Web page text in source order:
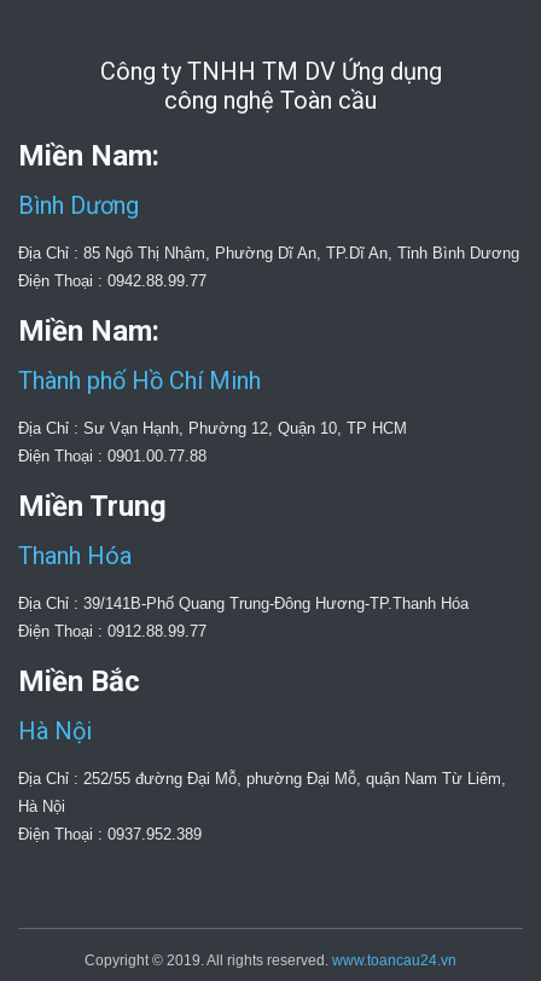
Công ty TNHH TM DV Ứng dụng
công nghệ Toàn cầu
Miền Nam:
Bình Dương
Địa Chỉ : 85 Ngô Thị Nhậm, Phường Dĩ An, TP.Dĩ An, Tỉnh Bình Dương
Điện Thoại : 0942.88.99.77
Miền Nam:
Thành phố Hồ Chí Minh
Địa Chỉ : Sư Vạn Hạnh, Phường 12, Quận 10, TP HCM
Điện Thoại : 0901.00.77.88
Miền Trung
Thanh Hóa
Địa Chỉ : 39/141B-Phố Quang Trung-Đông Hương-TP.Thanh Hóa
Điện Thoại : 0912.88.99.77
Miền Bắc
Hà Nội
Địa Chỉ : 252/55 đường Đại Mỗ, phường Đại Mỗ, quận Nam Từ Liêm,
Hà Nội
Điện Thoại : 0937.952.389
Copyright © 2019. All rights reserved. www.toancau24.vn